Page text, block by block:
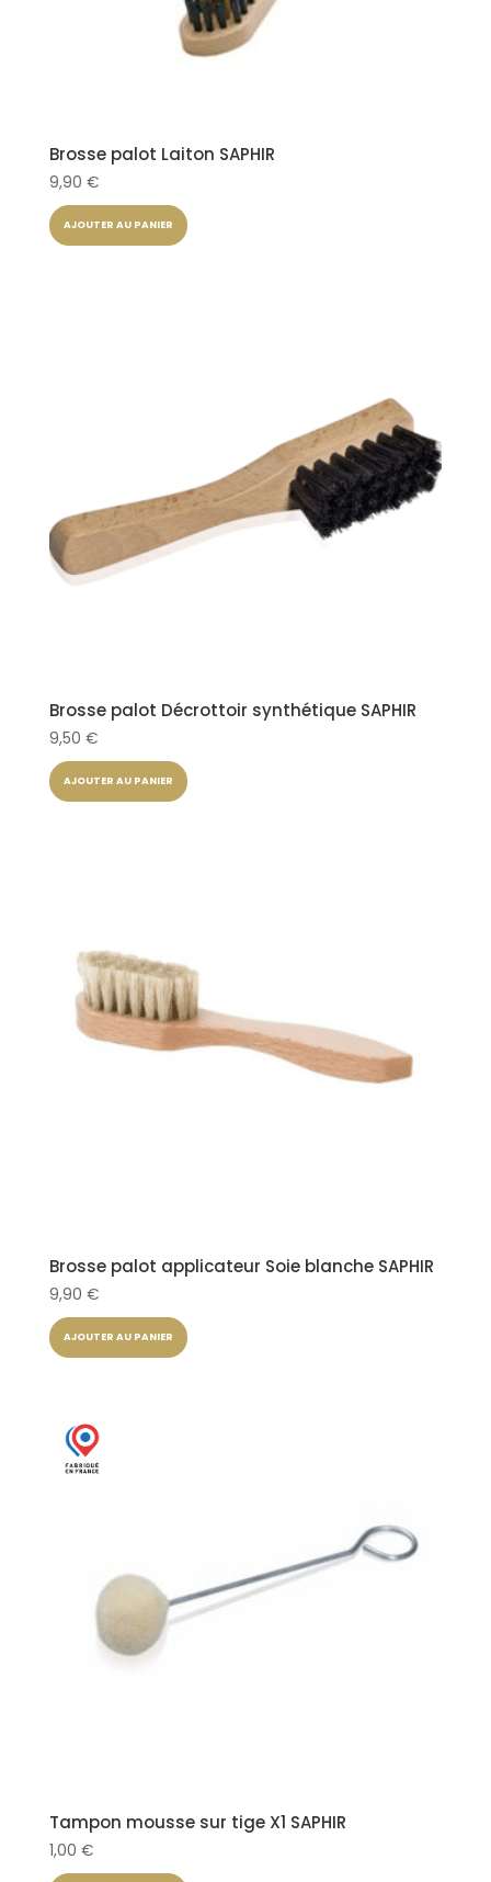
Brosse palot Laiton SAPHIR
9,90 €
AJOUTER AU PANIER
Brosse palot Décrottoir synthétique SAPHIR
9,50 €
AJOUTER AU PANIER
Brosse palot applicateur Soie blanche SAPHIR
9,90 €
AJOUTER AU PANIER
Tampon mousse sur tige X1 SAPHIR
1,00 €